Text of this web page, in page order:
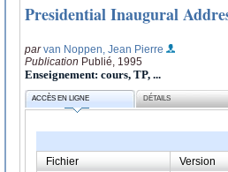
Presidential Inaugural
parvan Noppen, Jean Pierre
Publication Publié, 1995
Enseignement: cours, TP, ...
ACCÈS EN LIGNE DÉTAILS
Fichier Version